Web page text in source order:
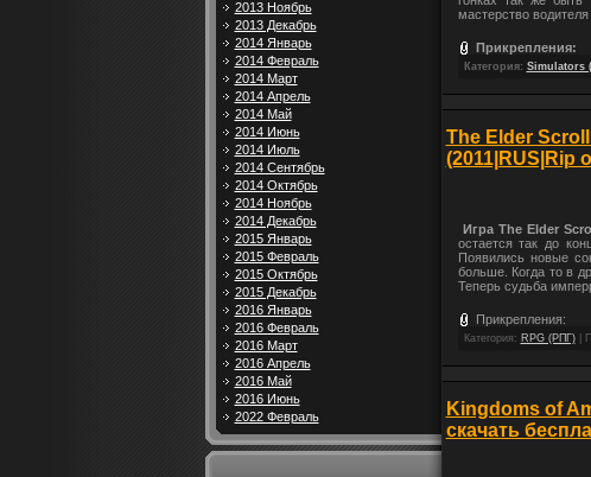
2013 Ноябрь
2013 Декабрь
2014 Январь
2014 Февраль
2014 Март
2014 Апрель
2014 Май
2014 Июнь
2014 Июль
2014 Сентябрь
2014 Октябрь
2014 Ноябрь
2014 Декабрь
2015 Январь
2015 Февраль
2015 Октябрь
2015 Декабрь
2016 Январь
2016 Февраль
2016 Март
2016 Апрель
2016 Май
2016 Июнь
2022 Февраль
мастерство
Прикрепления:
Категория: Simulators
The Elder
(2011|RUS|Rip
Игра The Elder
остается так до
Появились новые
больше. Когда то в
Теперь судьба
Прикрепления:
Категория: RPG (РПГ)|
Kingdoms of
скачать